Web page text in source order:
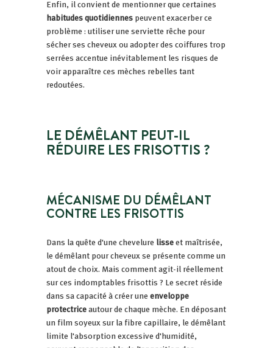
Enfin, il convient de mentionner que certaines
habitudes quotidiennespeuvent exacerber ce
problème : utiliser une serviette rêche pour
sécher ses cheveux ou adopter des coiffures trop
serrées accentue inévitablement les risques de
voir apparaître ces mèches rebelles tant
redoutées.
LE DÉMÊLANT PEUT-IL
RÉDUIRE LES FRISOTTIS ?
MÉCANISME DU DÉMÊLANT
CONTRE LES FRISOTTIS
Dans la quête d'une chevelure lisseet maîtrisée,
le démêlant pour cheveux se présente comme un
atout de choix. Mais comment agit-il réellement
sur ces indomptables frisottis ? Le secret réside
dans sa capacité à créer uneenveloppe
protectriceautour de chaque mèche. En déposant
un film soyeux sur la fibre capillaire, le démêlant
limite l'absorption excessive d'humidité,